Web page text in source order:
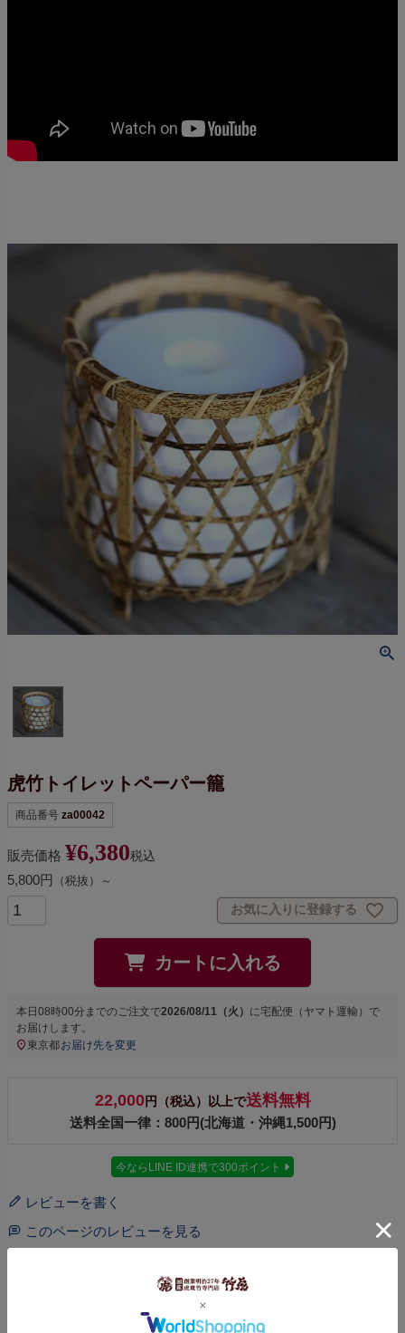
虎竹トイレットペーパー籠
商品番号 za00042
販売価格 ¥6,380税込
5,800円 （税抜）～
お気に入りに登録する
カートに入れる
本日 08時00分 までのご注文で2026/08/11（火） に宅配便（ヤマト運輸） で
お届けします。
東京都お届け先を変更
22,000円（税込）以上で送料無料
送料全国一律：800円(北海道・沖縄1,500円)
今ならLINE ID連携で300ポイント
レビューを書く
このページのレビューを見る
商品についてのお問い合わせ